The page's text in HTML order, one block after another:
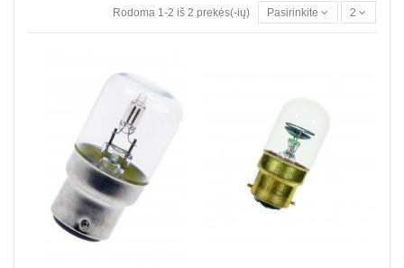
Rodoma 1-2 iš 2 prekės(-ių) Pasirinkite 2